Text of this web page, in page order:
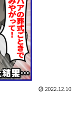
2022.12.10